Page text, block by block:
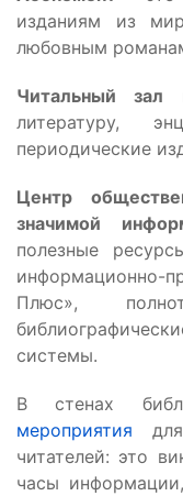
изданиям из
любовным
Читальный зал
литературу,
периодические
Центр
значимой
полезные
информационно-
Плюс»,
системы.
В стенах
мероприятия
читателей: это
часы